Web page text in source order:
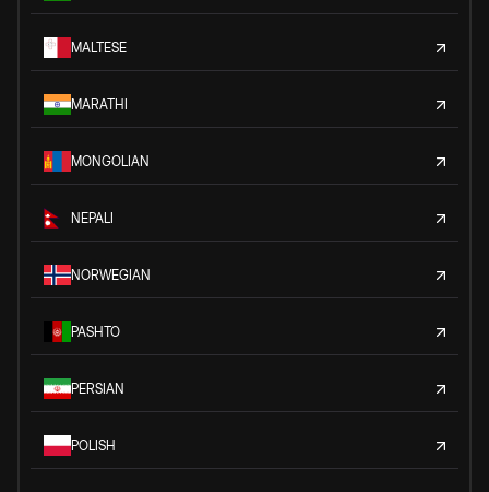
MALTESE
MARATHI
MONGOLIAN
NEPALI
NORWEGIAN
PASHTO
PERSIAN
POLISH